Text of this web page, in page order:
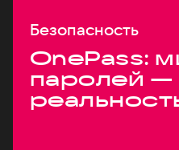
Безопасность
OnePass:
паролей —